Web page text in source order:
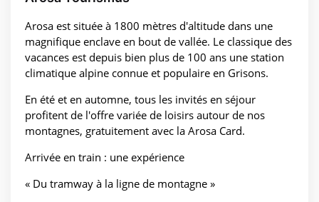
Arosa est située à 1800 mètres d'altitude dans une
magnifique enclave en bout de vallée. Le classique des
vacances est depuis bien plus de 100 ans une station
climatique alpine connue et populaire en Grisons.
En été et en automne, tous les invités en séjour
profitent de l'offre variée de loisirs autour de nos
montagnes, gratuitement avec la Arosa Card.
Arrivée en train : une expérience
« Du tramway à la ligne de montagne »